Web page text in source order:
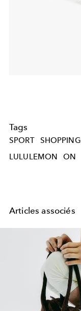
Tags
SPORT SHOPPING
LULULEMON
ON
Articles associés